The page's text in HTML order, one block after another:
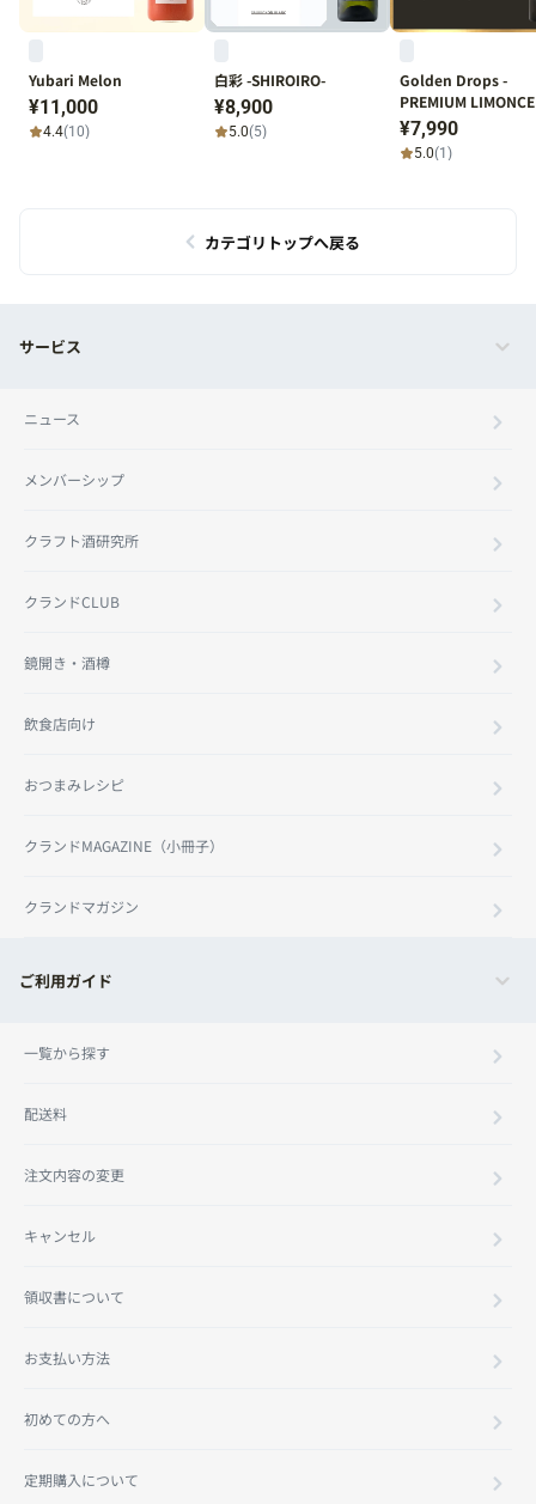
Yubari Melon
¥11,000
4.4(10)
白彩 -SHIROIRO-
¥8,900
5.0(5)
Golden Drops -
PREMIUM
¥7,990
5.0(1)
カテゴリトップへ戻る
サービス
ニュース
メンバーシップ
クラフト酒研究所
クランドCLUB
鏡開き・酒樽
飲食店向け
おつまみレシピ
クランドMAGAZINE（小冊子）
クランドマガジン
ご利用ガイド
一覧から探す
配送料
注文内容の変更
キャンセル
領収書について
お支払い方法
初めての方へ
定期購入について